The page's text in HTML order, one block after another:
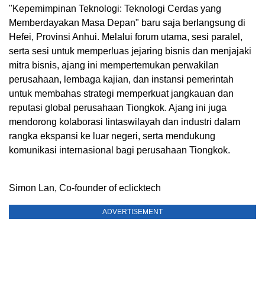
"Kepemimpinan Teknologi: Teknologi Cerdas yang
Memberdayakan Masa Depan" baru saja berlangsung di
Hefei, Provinsi Anhui. Melalui forum utama, sesi paralel,
serta sesi untuk memperluas jejaring bisnis dan menjajaki
mitra bisnis, ajang ini mempertemukan perwakilan
perusahaan, lembaga kajian, dan instansi pemerintah
untuk membahas strategi memperkuat jangkauan dan
reputasi global perusahaan Tiongkok. Ajang ini juga
mendorong kolaborasi lintaswilayah dan industri dalam
rangka ekspansi ke luar negeri, serta mendukung
komunikasi internasional bagi perusahaan Tiongkok.
Simon Lan, Co-founder of eclicktech
ADVERTISEMENT